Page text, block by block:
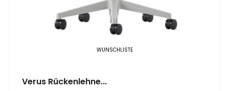
WUNSCHLISTE
Verus Rückenlehne...